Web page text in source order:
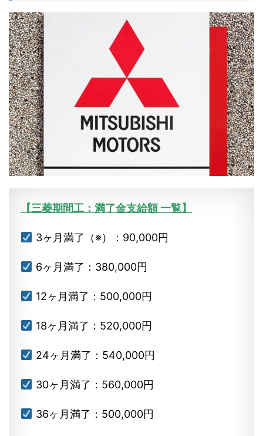
【三菱期間工：満了金支給額 一覧】
3ヶ月満了（※）：90,000円
6ヶ月満了：380,000円
12ヶ月満了：500,000円
18ヶ月満了：520,000円
24ヶ月満了：540,000円
30ヶ月満了：560,000円
36ヶ月満了：500,000円